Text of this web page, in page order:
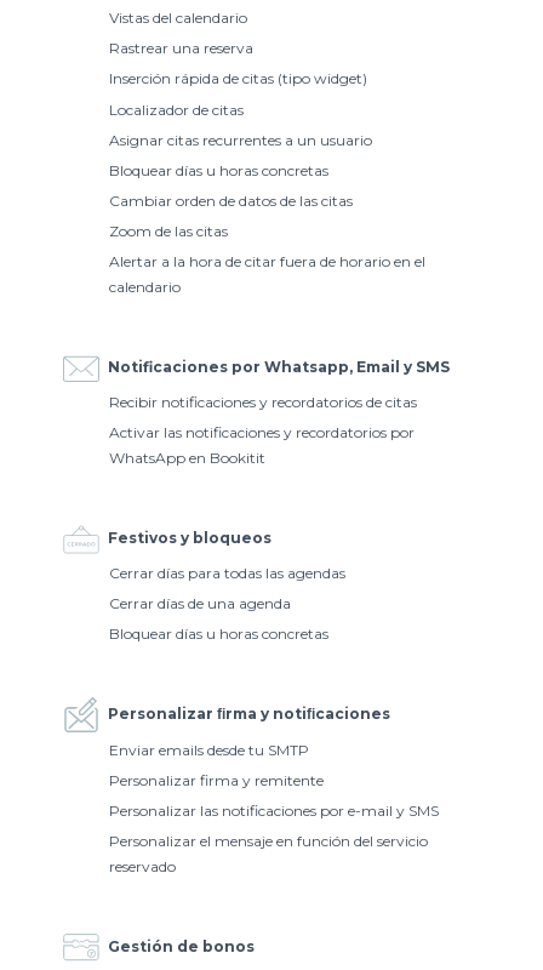
Vistas del calendario
Rastrear una reserva
Inserción rápida de citas (tipo widget)
Localizador de citas
Asignar citas recurrentes a un usuario
Bloquear días u horas concretas
Cambiar orden de datos de las citas
Zoom de las citas
Alertar a la hora de citar fuera de horario en el
calendario
Notificaciones por Whatsapp, Email y SMS
Recibir notificaciones y recordatorios de citas
Activar las notificaciones y recordatorios por
WhatsApp en Bookitit
Festivos y bloqueos
Cerrar días para todas las agendas
Cerrar días de una agenda
Bloquear días u horas concretas
Personalizar ﬁrma y notiﬁcaciones
Enviar emails desde tu SMTP
Personalizar firma y remitente
Personalizar las notificaciones por e-mail y SMS
Personalizar el mensaje en función del servicio
reservado
Gestión de bonos